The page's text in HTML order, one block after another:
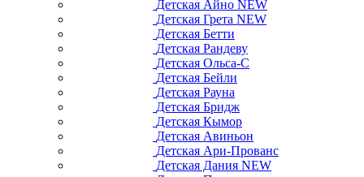
Детская Айно NEW
Детская Грета NEW
Детская Бетти
Детская Рандеву
Детская Ольса-С
Детская Бейли
Детская Рауна
Детская Бридж
Детская Кымор
Детская Авиньон
Детская Ари-Прованс
Детская Дания NEW